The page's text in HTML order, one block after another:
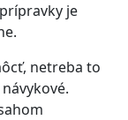
je
netreba to